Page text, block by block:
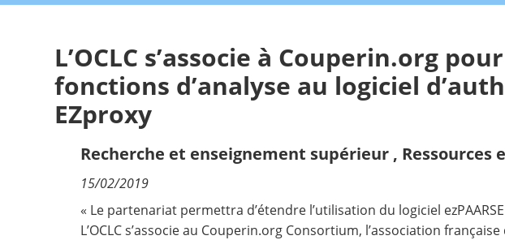
Accueil
Tous les articles
Qui sommes nous ?
L’OCLC s’associe à Couperin.org
fonctions d’analyse au logiciel
EZproxy
Recherche et enseignement supérieur , Ressources
15/02/2019
« Le partenariat permettra d’étendre l’utilisation du logiciel
L’OCLCs’associe au Couperin.org Consortium, l’association